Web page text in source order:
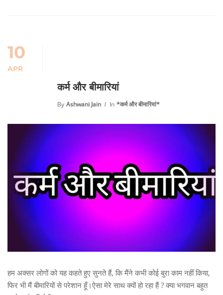
10
APR
कर्म और बीमारियां
By Ashwani Jain In *कर्म और बीमारियां*
हम अक्सर लोगों को यह कहते हुए सुनते हैं, कि मैंने कभी कोई बुरा काम नहीं किया,
फिर भी मैं बीमारियों से परेशान हूँ।ऐसा मेरे साथ क्यों हो रहा हैं ? क्या भगवान बहुत